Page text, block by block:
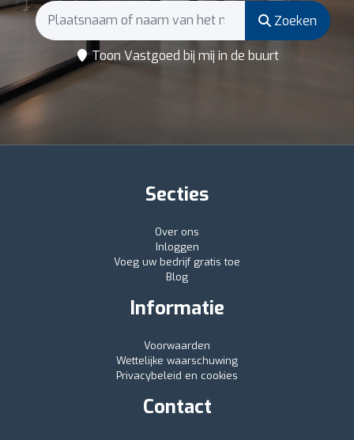
Zoeken
Toon Vastgoed bij mij in de buurt
Secties
Over ons
Inloggen
Voeg uw bedrijf gratis toe
Blog
Informatie
Voorwaarden
Wettelijke waarschuwing
Privacybeleid en cookies
Contact